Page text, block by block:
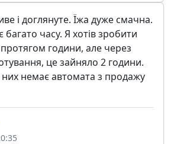
і доглянуте. Їжа дуже смачна.
часу. Я хотів зробити
протягом години, але через
це зайняло 2 години.
немає автомата з продажу